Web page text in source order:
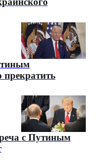
прекратить
с Путиным